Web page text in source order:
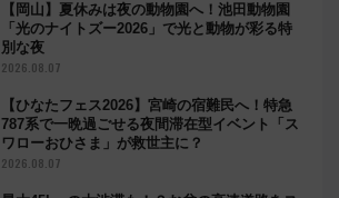
【岡山】夏休みは夜の動物園へ！池田動物園
「光のナイトズー2026」で光と動物が彩る特
別な夜
2026.08.07
【ひなたフェス2026】宮崎の宿難民へ！特急
787系で一晩過ごせる夜間滞在型イベント「ス
ワローおひさま」が救世主に？
2026.08.07